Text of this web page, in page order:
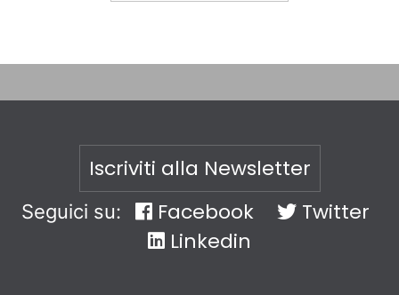
Iscriviti alla Newsletter
Seguici su: Facebook
Twitter
Linkedin